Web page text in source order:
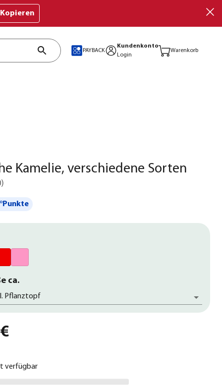
Kopieren
PAYBACK
Kundenkonto
Login
Warenkorb
Kamelie, verschiedene Sorten
)
ca.
Pflanztopf
verfügbar